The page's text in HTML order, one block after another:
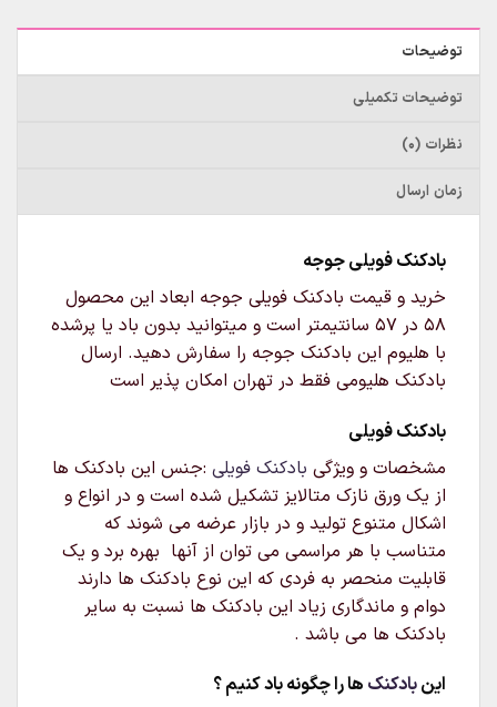
توضیحات
توضیحات تکمیلی
نظرات (0)
زمان ارسال
بادکنک فویلی جوجه
خرید و قیمت بادکنک فویلی جوجه ابعاد این محصول
58 در 57 سانتیمتر است و میتوانید بدون باد یا پرشده
با هلیوم این بادکنک جوجه را سفارش دهید. ارسال
بادکنک هلیومی فقط در تهران امکان پذیر است
بادکنک فویلی
مشخصات و ویژگی بادکنک فویلی :جنس این بادکنک ها
از یک ورق نازک متالایز تشکیل شده است و در انواع و
اشکال متنوع تولید و در بازار عرضه می شوند که
متناسب با هر مراسمی می توان از آنها بهره برد و یک
قابلیت منحصر به فردی که این نوع بادکنک ها دارند
دوام و ماندگاری زیاد این بادکنک ها نسبت به سایر
بادکنک ها می باشد .
اینبادکنک ها را چگونه باد کنیم ؟